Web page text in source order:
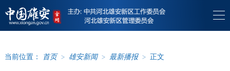
当前位置： 首页 > 雄安新闻 > 最新播报 > 正文